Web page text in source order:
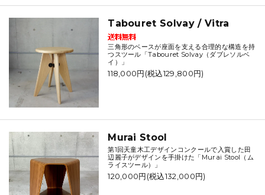
Tabouret Solvay / Vitra
三角形のベースが座面を支える合理的な構造を持
つスツール「Tabouret Solvay（ダブレソルベ
イ）」
118,000円(税込129,800円)
Murai Stool
第1回天童木工デザインコンクールで入賞した田
辺麗子がデザインを手掛けた「Murai Stool（ム
ライスツール）」
120,000円(税込132,000円)